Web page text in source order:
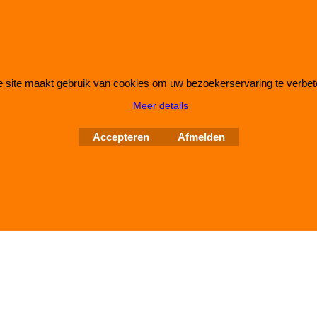
software.
site maakt gebruik van cookies om uw bezoekerservaring te
Meer details
Accepteren Afmelden